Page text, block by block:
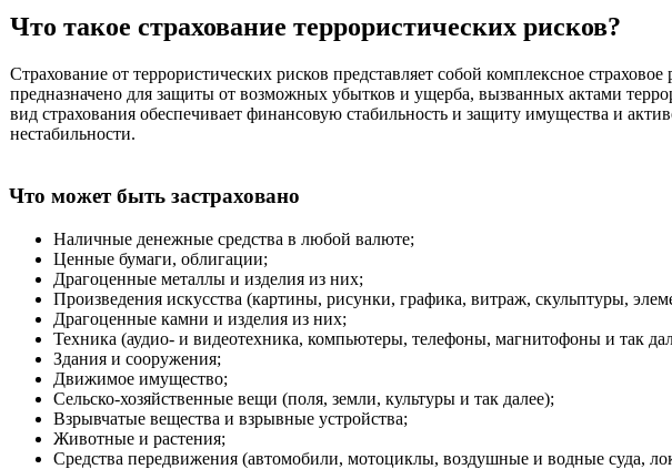
Что такое страхование террористических рисков?
Страхование от террористических рисков представляет собой комплексное
предназначено для защиты от возможных убытков и ущерба, вызванных актами
вид страхования обеспечивает финансовую стабильность и защиту имущества и
нестабильности.
Что может быть застраховано
Наличные денежные средства в любой валюте;
Ценные бумаги, облигации;
Драгоценные металлы и изделия из них;
Произведения искусства (картины, рисунки, графика, витраж, скульптуры,
Драгоценные камни и изделия из них;
Техника (аудио- и видеотехника, компьютеры, телефоны, магнитофоны и так
Здания и сооружения;
Движимое имущество;
Сельско-хозяйственные вещи (поля, земли, культуры и так далее);
Взрывчатые вещества и взрывные устройства;
Животные и растения;
Средства передвижения (автомобили, мотоциклы, воздушные и водные суда,